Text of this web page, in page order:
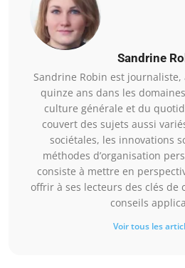
Sandrine
Sandrine Robin est
quinze ans dans les
culture générale et du
couvert des sujets aussi
sociétales, les innovations
méthodes d’organisation
consiste à mettre en
offrir à ses lecteurs des clés de
conseils
Voir tous les